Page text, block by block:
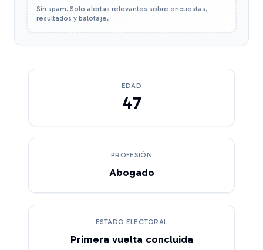
Sin spam. Solo alertas relevantes sobre encuestas,
resultados y balotaje.
EDAD
47
PROFESIÓN
Abogado
ESTADO ELECTORAL
Primera vuelta concluida